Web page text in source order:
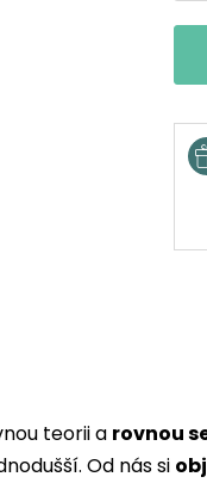
teorii a rovnou
Od nás si